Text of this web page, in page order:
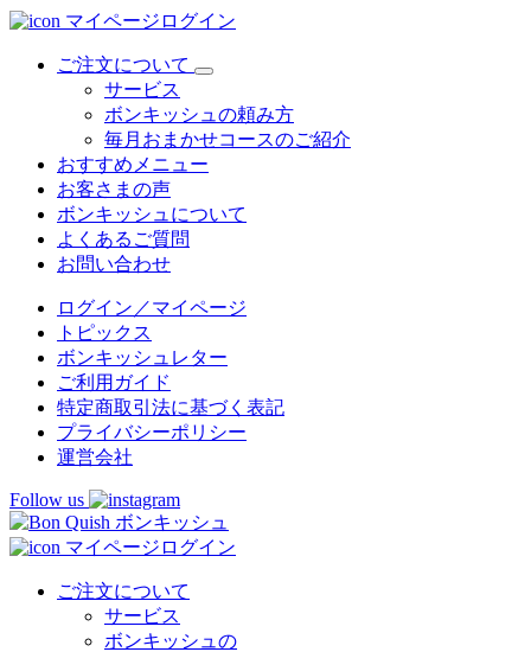
マイページログイン
ご注文について
サービス
ボンキッシュの頼み方
毎月おまかせコースのご紹介
おすすめメニュー
お客さまの声
ボンキッシュについて
よくあるご質問
お問い合わせ
ログイン／マイページ
トピックス
ボンキッシュレター
ご利用ガイド
特定商取引法に基づく表記
プライバシーポリシー
運営会社
Follow us
マイページログイン
ご注文について
サービス
ボンキッシュの